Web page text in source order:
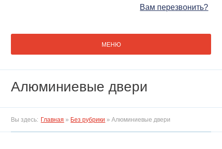
Вам перезвонить?
МЕНЮ
Алюминиевые двери
Вы здесь: Главная » Без рубрики »Алюминиевые двери